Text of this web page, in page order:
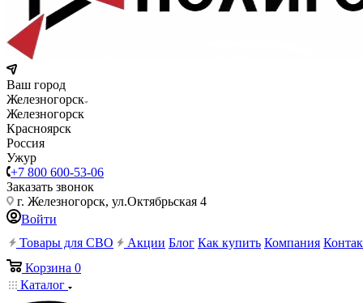
Ваш город
Железногорск
Железногорск
Красноярск
Россия
Ужур
+7 800 600-53-06
Заказать звонок
г. Железногорск, ул.Октябрьская 4
Войти
Товары для СВО
Акции Блог Как купить Компания
Корзина 0
Каталог